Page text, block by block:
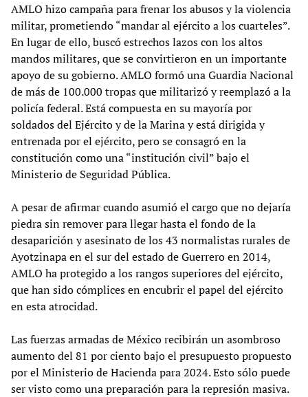
AMLO hizo campaña para frenar los abusos y la violencia
militar, prometiendo “mandar al ejército a los cuarteles”.
En lugar de ello, buscó estrechos lazos con los altos
mandos militares, que se convirtieron en un importante
apoyo de su gobierno. AMLO formó una Guardia Nacional
de más de 100.000 tropas que militarizó y reemplazó a la
policía federal. Está compuesta en su mayoría por
soldados del Ejército y de la Marina y está dirigida y
entrenada por el ejército, pero se consagró en la
constitución como una “institución civil” bajo el
Ministerio de Seguridad Pública.
A pesar de afirmar cuando asumió el cargo que no dejaría
piedra sin remover para llegar hasta el fondo de la
desaparición y asesinato de los 43 normalistas rurales de
Ayotzinapa en el sur del estado de Guerrero en 2014,
AMLO ha protegido a los rangos superiores del ejército,
que han sido cómplices en encubrir el papel del ejército
en esta atrocidad.
Las fuerzas armadas de México recibirán un asombroso
aumento del 81 por ciento bajo el presupuesto propuesto
por el Ministerio de Hacienda para 2024. Esto sólo puede
ser visto como una preparación para la represión masiva.